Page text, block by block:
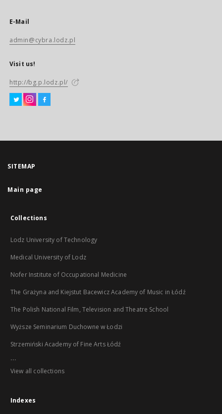
E-Mail
admin@cybra.lodz.pl
Visit us!
http://bg.p.lodz.pl/
SITEMAP
Main page
Collections
Lodz University of Technology
Medical University of Lodz
Nofer Institute of Occupational Medicine
The Grażyna and Kiejstut Bacewicz Academy of Music in Łódź
The Polish National Film, Television and Theatre School
Wyższe Seminarium Duchowne w Łodzi
Strzemiński Academy of Fine Arts Łódź
...
View all collections
Indexes